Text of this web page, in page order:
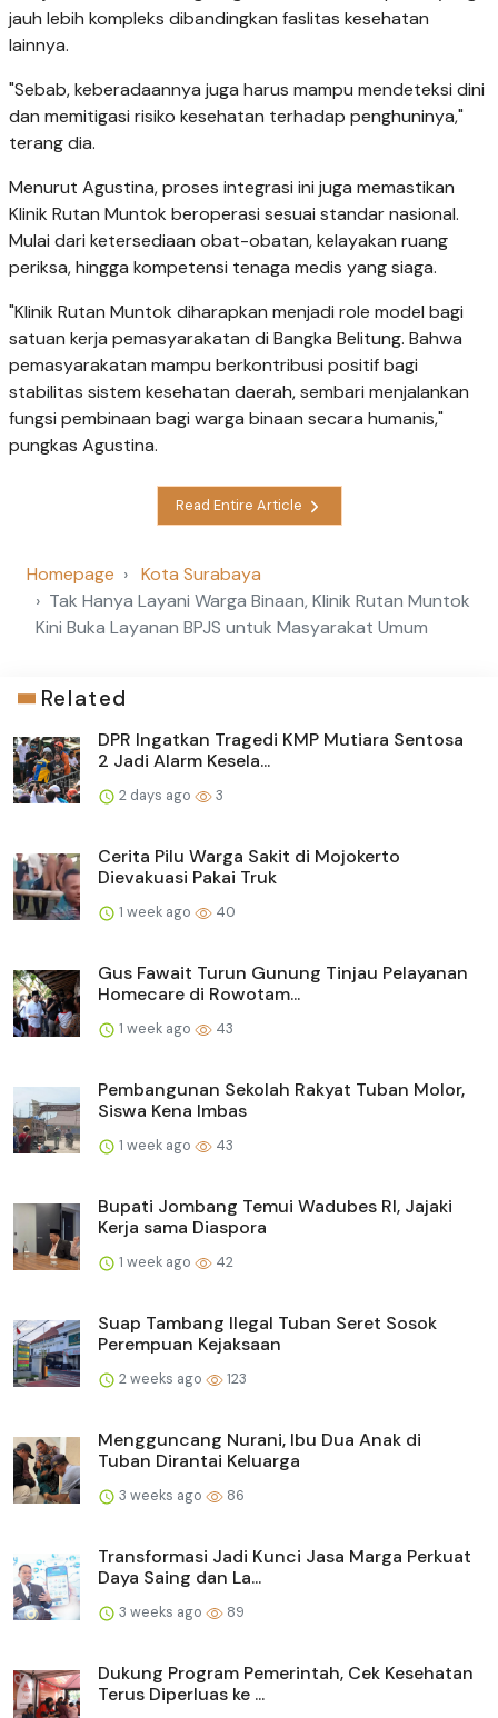
jauh lebih kompleks dibandingkan faslitas kesehatan
lainnya.
"Sebab, keberadaannya juga harus mampu mendeteksi dini
dan memitigasi risiko kesehatan terhadap penghuninya,"
terang dia.
Menurut Agustina, proses integrasi ini juga memastikan
Klinik Rutan Muntok beroperasi sesuai standar nasional.
Mulai dari ketersediaan obat-obatan, kelayakan ruang
periksa, hingga kompetensi tenaga medis yang siaga.
"Klinik Rutan Muntok diharapkan menjadi role model bagi
satuan kerja pemasyarakatan di Bangka Belitung. Bahwa
pemasyarakatan mampu berkontribusi positif bagi
stabilitas sistem kesehatan daerah, sembari menjalankan
fungsi pembinaan bagi warga binaan secara humanis,"
pungkas Agustina.
Read Entire Article
Homepage
Kota Surabaya
Tak Hanya Layani Warga Binaan, Klinik Rutan Muntok
Kini Buka Layanan BPJS untuk Masyarakat Umum
Related
DPR Ingatkan Tragedi KMP Mutiara Sentosa
2 Jadi Alarm Kesela...
2 days ago 3
Cerita Pilu Warga Sakit di Mojokerto
Dievakuasi Pakai Truk
1 week ago 40
Gus Fawait Turun Gunung Tinjau Pelayanan
Homecare di Rowotam...
1 week ago 43
Pembangunan Sekolah Rakyat Tuban Molor,
Siswa Kena Imbas
1 week ago 43
Bupati Jombang Temui Wadubes RI, Jajaki
Kerja sama Diaspora
1 week ago 42
Suap Tambang Ilegal Tuban Seret Sosok
Perempuan Kejaksaan
2 weeks ago 123
Mengguncang Nurani, Ibu Dua Anak di
Tuban Dirantai Keluarga
3 weeks ago 86
Transformasi Jadi Kunci Jasa Marga Perkuat
Daya Saing dan La...
3 weeks ago 89
Dukung Program Pemerintah, Cek Kesehatan
Terus Diperluas ke ...